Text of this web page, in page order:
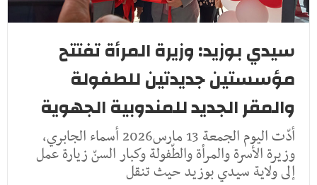
سيدي بوزيد: وزيرة المرأة تفتتح
مؤسستين جديدتين للطفولة
والمقر الجديد للمندوبية الجهوية
أدّت اليوم الجمعة 13 مارس2026 أسماء الجابري،
وزيرة الأسرة والمرأة والطّفولة وكبار السنّ زيارة عمل
إلى ولاية سيدي بوزيد حيث تنقل